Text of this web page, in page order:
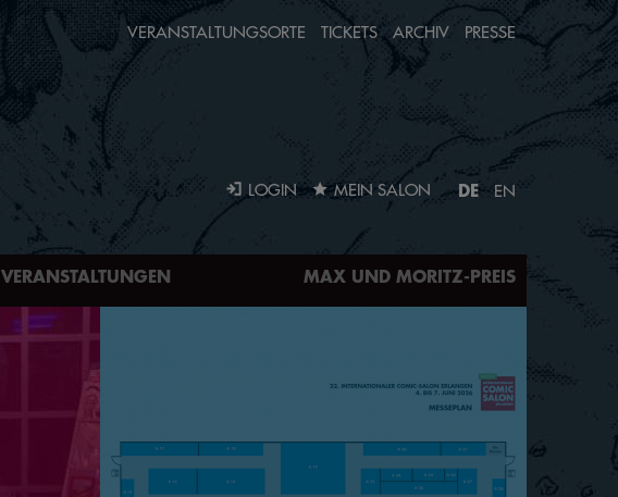
LOGIN MEIN SALON DE EN
VERANSTALTUNGEN MAX UND MORITZ-PREIS
VERANSTALTUNGSORTE TICKETS ARCHIV PRESSE